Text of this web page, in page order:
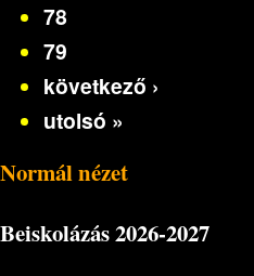
78
79
következő ›
utolsó »
Normál nézet
Beiskolázás2026-2027